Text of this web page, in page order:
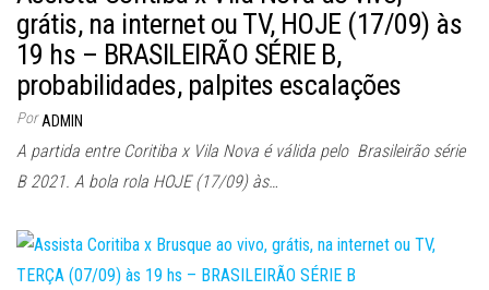
grátis, na internet ou TV, HOJE (17/09) às
19 hs – BRASILEIRÃO SÉRIE B,
probabilidades, palpites escalações
Por ADMIN
A partida entre Coritiba x Vila Nova é válida pelo Brasileirão série
B 2021. A bola rola HOJE (17/09) às…